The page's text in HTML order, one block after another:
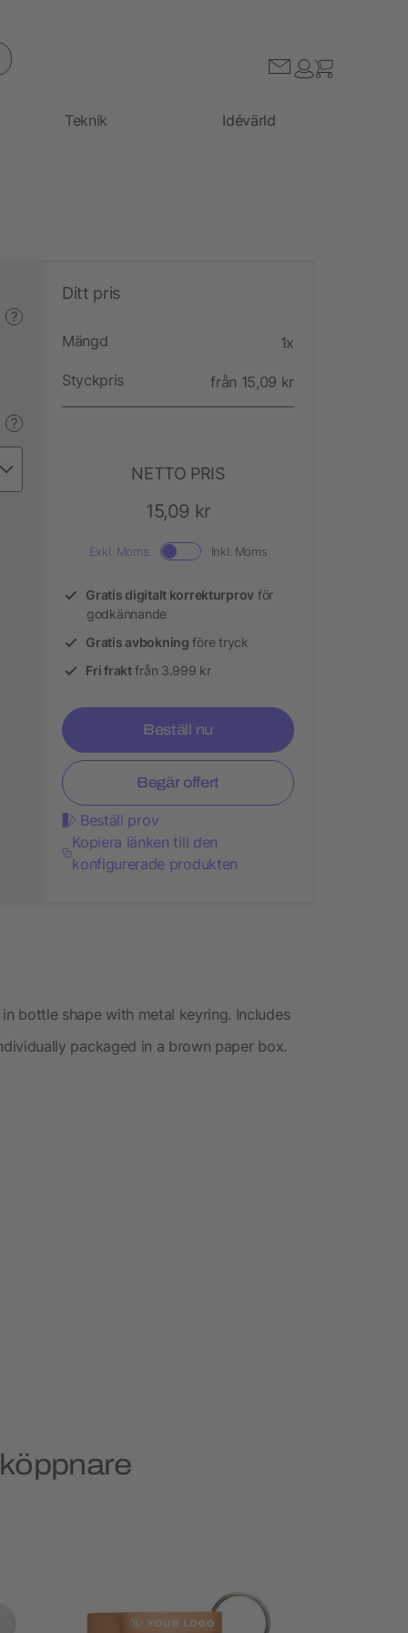
Teknik Idévärld
?
?
Ditt pris
Mängd 1x
Styckpris från 15,09 kr
NETTO PRIS
15,09 kr
Exkl. Moms. Inkl. Moms
Gratis digitalt korrekturprov för
godkännande
Gratis avbokning före tryck
Fri fraktfrån 3.999 kr
Beställ nu
Begär offert
Beställ prov
Kopiera länken till den
konfigurerade produkten
bottle shape with metal keyring. Includes
packaged in a brown paper box.